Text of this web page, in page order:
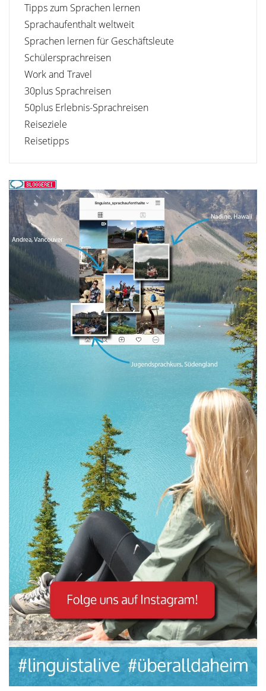
Tipps zum Sprachen lernen
Sprachaufenthalt weltweit
Sprachen lernen für Geschäftsleute
Schülersprachreisen
Work and Travel
30plus Sprachreisen
50plus Erlebnis-Sprachreisen
Reiseziele
Reisetipps